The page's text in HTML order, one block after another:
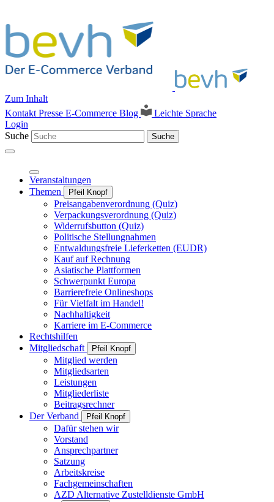
Zum Inhalt
Kontakt Presse E-Commerce Blog
Leichte Sprache
Login
Suche
Suche
Veranstaltungen
Themen
Pfeil Knopf
Preisangabenverordnung (Quiz)
Verpackungsverordnung (Quiz)
Widerrufsbutton (Quiz)
Politische Stellungnahmen
Entwaldungsfreie Lieferketten (EUDR)
Kauf auf Rechnung
Asiatische Plattformen
Schwerpunkt Europa
Barrierefreie Onlineshops
Für Vielfalt im Handel!
Nachhaltigkeit
Karriere im E-Commerce
Rechtshilfen
Mitgliedschaft
Pfeil Knopf
Mitglied werden
Mitgliedsarten
Leistungen
Mitgliederliste
Beitragsrechner
Der Verband
Pfeil Knopf
Dafür stehen wir
Vorstand
Ansprechpartner
Satzung
Arbeitskreise
Fachgemeinschaften
AZD Alternative Zustelldienste GmbH